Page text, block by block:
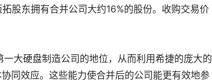
股东拥有合并公司大约16%的股份。收购交易价
大硬盘制造公司的地位，从而利用希捷的庞大的
同效应。这些能力使合并后的公司能更有效地参